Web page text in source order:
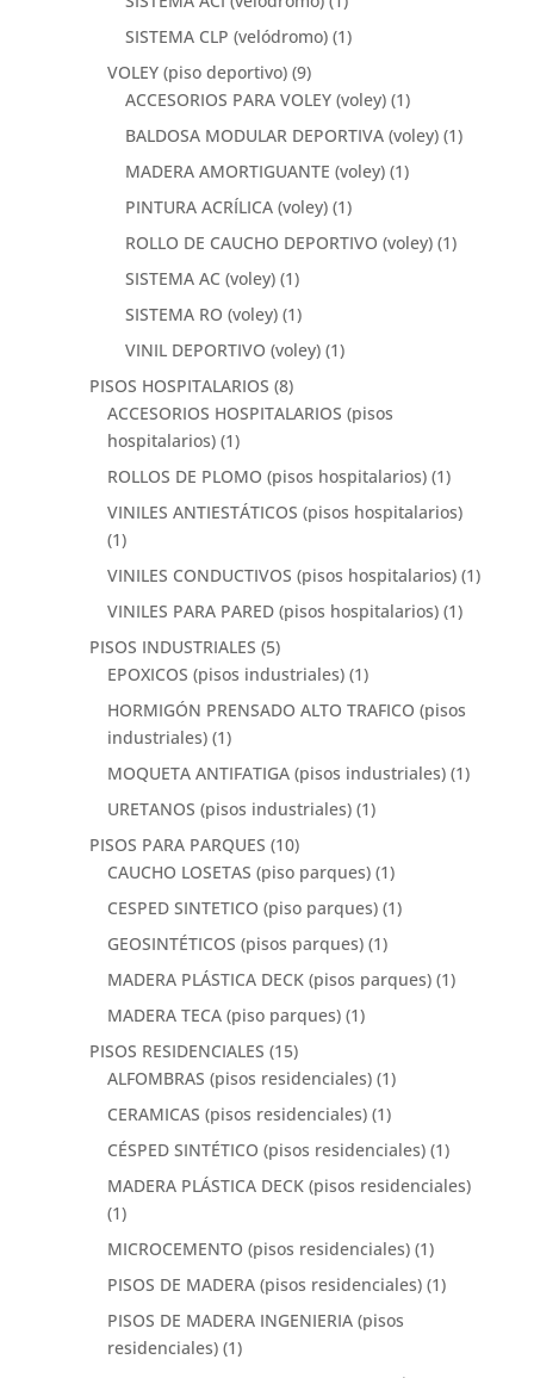
SISTEMA CLP (velódromo) (1)
VOLEY (piso deportivo) (9)
ACCESORIOS PARA VOLEY (voley) (1)
BALDOSA MODULAR DEPORTIVA (voley) (1)
MADERA AMORTIGUANTE (voley) (1)
PINTURA ACRÍLICA (voley) (1)
ROLLO DE CAUCHO DEPORTIVO (voley) (1)
SISTEMA AC (voley) (1)
SISTEMA RO (voley) (1)
VINIL DEPORTIVO (voley) (1)
PISOS HOSPITALARIOS (8)
ACCESORIOS HOSPITALARIOS (pisos
hospitalarios) (1)
ROLLOS DE PLOMO (pisos hospitalarios) (1)
VINILES ANTIESTÁTICOS (pisos hospitalarios)
(1)
VINILES CONDUCTIVOS (pisos hospitalarios) (1)
VINILES PARA PARED (pisos hospitalarios) (1)
PISOS INDUSTRIALES (5)
EPOXICOS (pisos industriales) (1)
HORMIGÓN PRENSADO ALTO TRAFICO (pisos
industriales) (1)
MOQUETA ANTIFATIGA (pisos industriales) (1)
URETANOS (pisos industriales) (1)
PISOS PARA PARQUES (10)
CAUCHO LOSETAS (piso parques) (1)
CESPED SINTETICO (piso parques) (1)
GEOSINTÉTICOS (pisos parques) (1)
MADERA PLÁSTICA DECK (pisos parques) (1)
MADERA TECA (piso parques) (1)
PISOS RESIDENCIALES (15)
ALFOMBRAS (pisos residenciales) (1)
CERAMICAS (pisos residenciales) (1)
CÉSPED SINTÉTICO (pisos residenciales) (1)
MADERA PLÁSTICA DECK (pisos residenciales)
(1)
MICROCEMENTO (pisos residenciales) (1)
PISOS DE MADERA (pisos residenciales) (1)
PISOS DE MADERA INGENIERIA (pisos
residenciales) (1)